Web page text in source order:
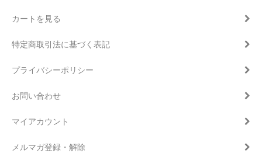
カートを見る
特定商取引法に基づく表記
プライバシーポリシー
お問い合わせ
マイアカウント
メルマガ登録・解除